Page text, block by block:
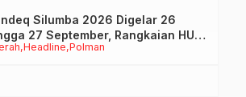
Headline Polman
Silumba 2026 Digelar 26
27 September, Rangkaian HUT